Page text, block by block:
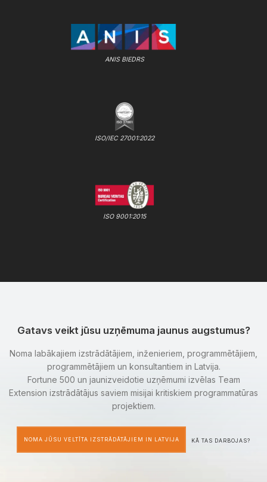
ANIS BIEDRS
ISO/IEC 27001:2022
ISO 9001:2015
Gatavs veikt jūsu uzņēmuma jaunus augstumus?
Noma labākajiem izstrādātājiem, inženieriem, programmētājiem,
programmētājiem un konsultantiem in Latvija.
Fortune 500 un jaunizveidotie uzņēmumi izvēlas Team
Extension izstrādātājus saviem misijai kritiskiem programmatūras
projektiem.
NOMA JŪSU VELTĪTA IZSTRĀDĀTĀJIEM IN LATVIJA KĀ TAS DARBOJAS?